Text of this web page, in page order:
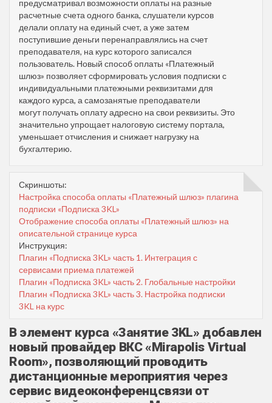
предусматривал возможности оплаты на разные
расчетные счета одного банка, слушатели курсов
делали оплату на единый счет, а уже затем
поступившие деньги перенаправлялись на счет
преподавателя, на курс которого записался
пользователь. Новый способ оплаты «Платежный
шлюз» позволяет сформировать условия подписки с
индивидуальными платежными реквизитами для
каждого курса, а самозанятые преподаватели
могут получать оплату адресно на свои реквизиты. Это
значительно упрощает налоговую систему портала,
уменьшает отчисления и снижает нагрузку на
бухгалтерию.
Скриншоты:
Настройка способа оплаты «Платежный шлюз» плагина
подписки «Подписка 3KL»
Отображение способа оплаты «Платежный шлюз» на
описательной странице курса
Инструкция:
Плагин «Подписка 3KL» часть 1. Интеграция с
сервисами приема платежей
Плагин «Подписка 3KL» часть 2. Глобальные настройки
Плагин «Подписка 3KL» часть 3. Настройка подписки
3KL на курс
В элемент курса «Занятие 3KL» добавлен
новый провайдер ВКС «Mirapolis Virtual
Room», позволяющий проводить
дистанционные мероприятия через
сервис видеоконференцсвязи от